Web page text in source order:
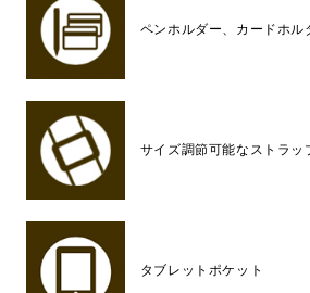
ペンホルダー、カードホル
サイズ調節可能なストラッ
タブレットポケット